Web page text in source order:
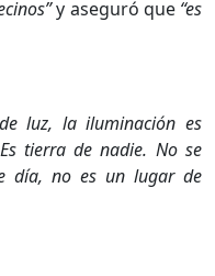
y aseguró que “es
luz, la iluminación es
tierra de nadie. No se
día, no es un lugar de